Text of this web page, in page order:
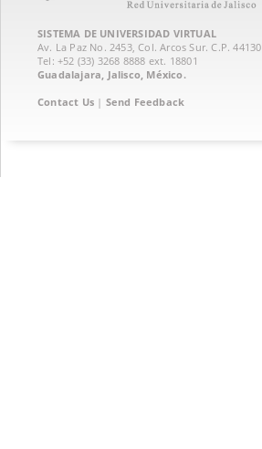
SISTEMA DE UNIVERSIDAD VIRTUAL
Av. La Paz No. 2453, Col. Arcos Sur. C.P. 44130
Tel: +52 (33) 3268 8888‏ ext. 18801
Guadalajara, Jalisco, México.
Contact Us | Send Feedback